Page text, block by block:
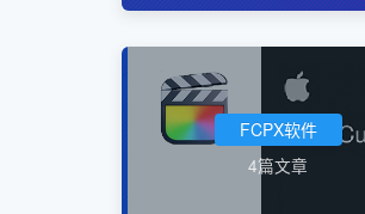
FCPX软件
4篇文章